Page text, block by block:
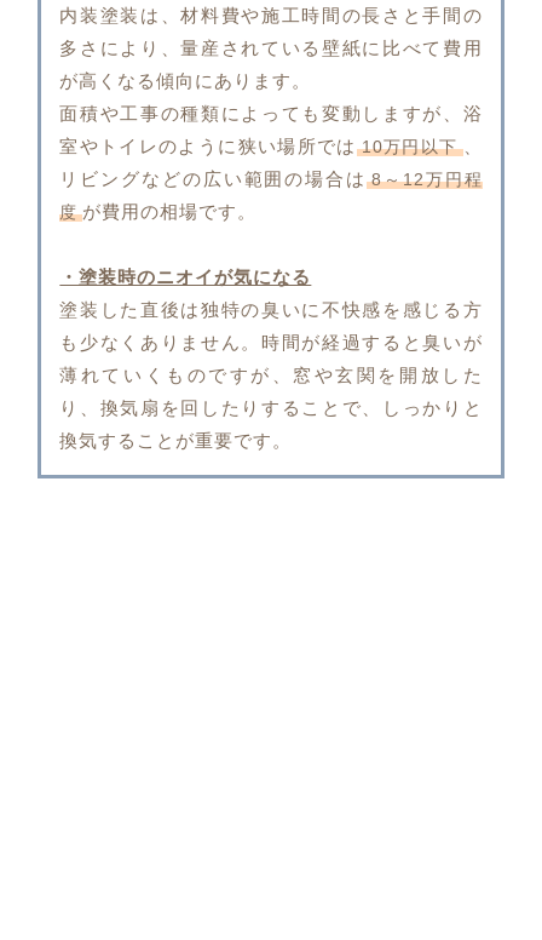
内装塗装は、材料費や施工時間の長さと手間の
多さにより、量産されている壁紙に比べて費用
が高くなる傾向にあります。
面積や工事の種類によっても変動しますが、浴
室やトイレのように狭い場所では 10万円以下 、
リビングなどの広い範囲の場合は 8～12万円程
度 が費用の相場です。
・塗装時のニオイが気になる
塗装した直後は独特の臭いに不快感を感じる方
も少なくありません。時間が経過すると臭いが
薄れていくものですが、窓や玄関を開放した
り、換気扇を回したりすることで、しっかりと
換気することが重要です。